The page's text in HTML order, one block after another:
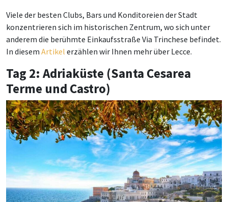
Viele der besten Clubs, Bars und Konditoreien der Stadt
konzentrieren sich im historischen Zentrum, wo sich unter
anderem die berühmte Einkaufsstraße Via Trinchese befindet.
In diesem Artikel erzählen wir Ihnen mehr über Lecce.
Tag 2: Adriaküste (Santa Cesarea
Terme und Castro)